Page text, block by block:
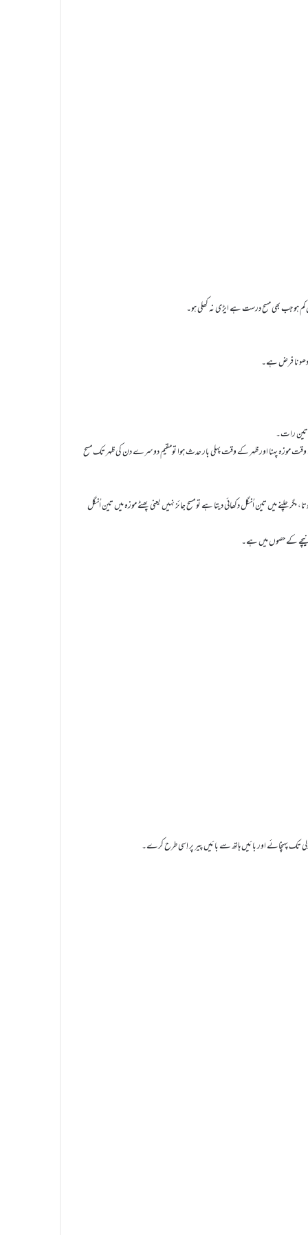
شمار ہوگا، مثلا ًصبح کے وقت موزہ پہنا اور ظہر کے وقت پہلی بار حدث ہوا تومقیم دوسرے دن کی ظہر تک مسح
چلنے میں تین اُنگل دکھائی دیتا ہے تو مسح جائز نہیں یعنی پھٹے موزہ میں تین اُنگل
تک پہنچائے اور بائیں ہاتھ سے بائیں پیر پر اِسی طرح کرے۔